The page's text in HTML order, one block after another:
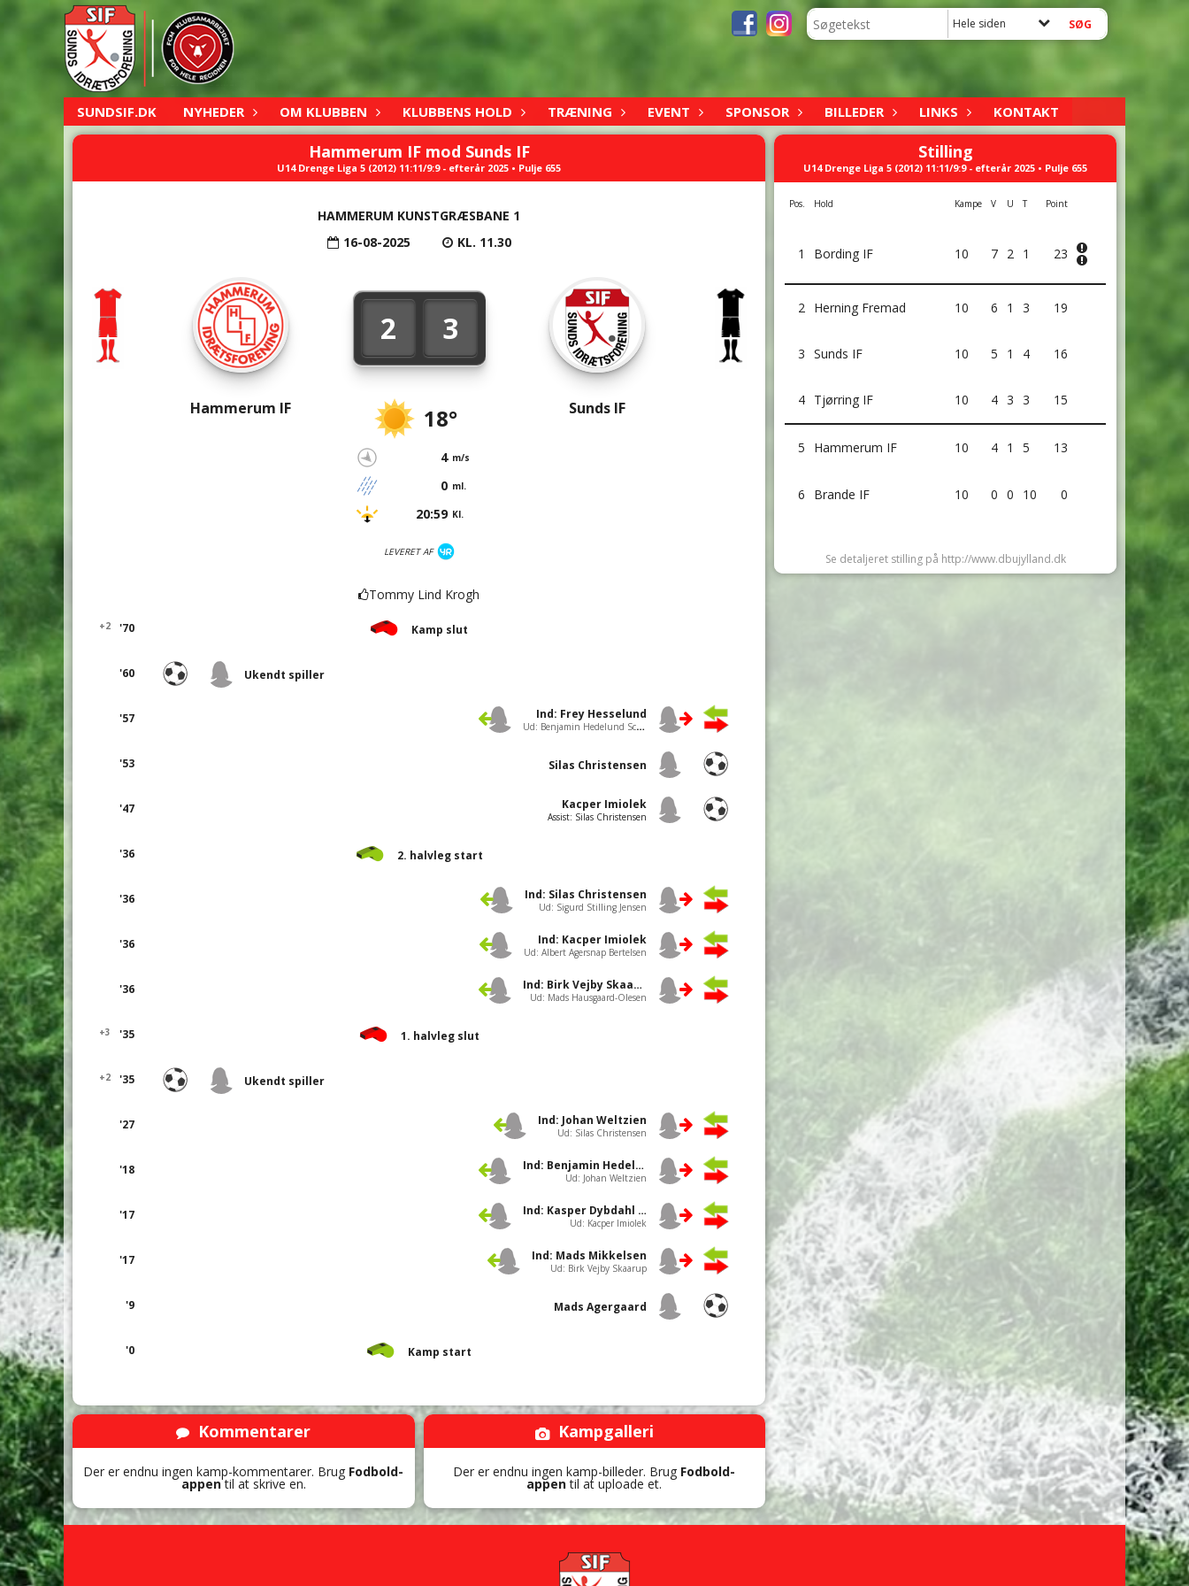
Hele siden
SUNDSIF.DK NYHEDER OM KLUBBEN KLUBBENS HOLD TRÆNING EVENT SPONSOR BILLEDER LINKS KONTAKT
Hammerum IF mod Sunds IF
U14 Drenge Liga 5 (2012) 11:11/9:9 - efterår 2025 • Pulje 655
HAMMERUM KUNSTGRÆSBANE 1
16-08-2025
KL. 11.30
Hammerum IF
2 3
18°
4 m/s
0 ml.
20:59 Kl.
LEVERET AF
Sunds IF
Tommy Lind Krogh
'70
+2 Kamp slut
'60 Ukendt spiller
'57 Ind: Frey Hesselund
Ud: Benjamin Hedelund Schou
'53 Silas Christensen
'47 Kacper Imiolek
Assist: Silas Christensen
'36 2. halvleg start
'36 Ind: Silas Christensen
Ud: Sigurd Stilling Jensen
'36 Ind: Kacper Imiolek
Ud: Albert Agersnap Bertelsen
'36 Ind: Birk Vejby Skaarup
Ud: Mads Hausgaard-Olesen
'35
+3 1. halvleg slut
'35
+2 Ukendt spiller
'27 Ind: Johan Weltzien
Ud: Silas Christensen
'18 Ind: Benjamin Hedelund Schou
Ud: Johan Weltzien
'17 Ind: Kasper Dybdahl Vinther
Ud: Kacper Imiolek
'17 Ind: Mads Mikkelsen
Ud: Birk Vejby Skaarup
'9 Mads Agergaard
'0 Kamp start
Stilling
U14 Drenge Liga 5 (2012) 11:11/9:9 - efterår 2025 • Pulje 655
Pos. Hold Kampe V U T Point
1 Bording IF 10 7 2 1 23
2 Herning Fremad 10 6 1 3 19
3 Sunds IF 10 5 1 4 16
4 Tjørring IF 10 4 3 3 15
5 Hammerum IF 10 4 1 5 13
6 Brande IF 10 0 0 10 0
Se detaljeret stilling på http://www.dbujylland.dk
Kommentarer
Der er endnu ingen kamp-kommentarer. Brug Fodbold-
appentil at skrive en.
Kampgalleri
Der er endnu ingen kamp-billeder. Brug Fodbold-
appentil at uploade et.